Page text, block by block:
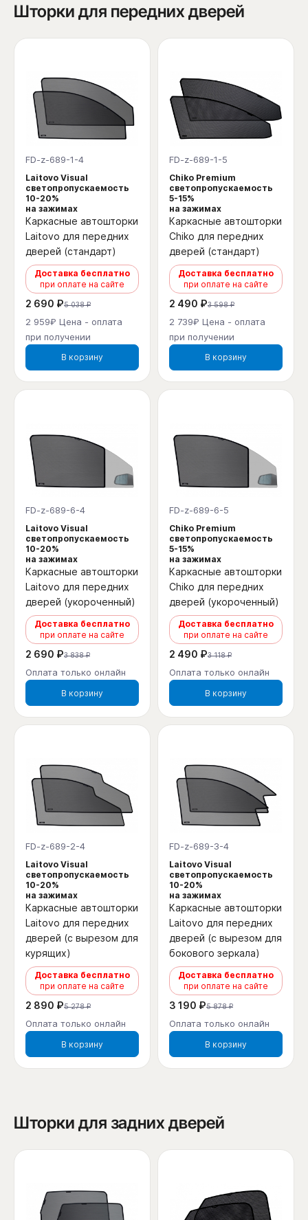
Шторки для передних дверей
FD-z-689-1-4
Laitovo Visual
светопропускаемость
10-20%
на зажимах
Каркасные автошторки
Laitovo для передних
дверей (стандарт)
Доставка бесплатно
при оплате на сайте
2 690 ₽5 038 ₽
2 959₽ Цена - оплата
при получении
В корзину
FD-z-689-1-5
Chiko Premium
светопропускаемость
5-15%
на зажимах
Каркасные автошторки
Chiko для передних
дверей (стандарт)
Доставка бесплатно
при оплате на сайте
2 490 ₽3 598 ₽
2 739₽ Цена - оплата
при получении
В корзину
FD-z-689-6-4
Laitovo Visual
светопропускаемость
10-20%
на зажимах
Каркасные автошторки
Laitovo для передних
дверей (укороченный)
Доставка бесплатно
при оплате на сайте
2 690 ₽3 838 ₽
Оплата только онлайн
В корзину
FD-z-689-6-5
Chiko Premium
светопропускаемость
5-15%
на зажимах
Каркасные автошторки
Chiko для передних
дверей (укороченный)
Доставка бесплатно
при оплате на сайте
2 490 ₽3 118 ₽
Оплата только онлайн
В корзину
FD-z-689-2-4
Laitovo Visual
светопропускаемость
10-20%
на зажимах
Каркасные автошторки
Laitovo для передних
дверей (с вырезом для
курящих)
Доставка бесплатно
при оплате на сайте
2 890 ₽5 278 ₽
Оплата только онлайн
В корзину
FD-z-689-3-4
Laitovo Visual
светопропускаемость
10-20%
на зажимах
Каркасные автошторки
Laitovo для передних
дверей (с вырезом для
бокового зеркала)
Доставка бесплатно
при оплате на сайте
3 190 ₽5 878 ₽
Оплата только онлайн
В корзину
Шторки для задних дверей